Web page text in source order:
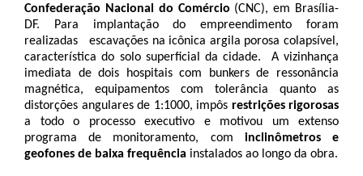
Confederação Nacional do Comércio (CNC), em Brasília-
DF. Para implantação do empreendimento foram
realizadas   escavações na icônica argila porosa colapsível,
característica do solo superficial da cidade.  A vizinhança
imediata de dois hospitais com bunkers de ressonância
magnética, equipamentos com tolerância quanto as
distorções angulares de 1:1000, impôs restrições rigorosas
a todo o processo executivo e motivou um extenso
programa de monitoramento, com inclinômetros e
geofones de baixa frequência instalados ao longo da obra.